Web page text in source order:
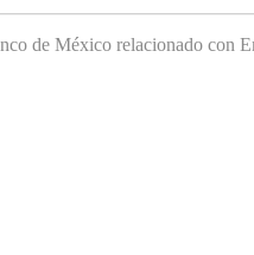
de México relacionado